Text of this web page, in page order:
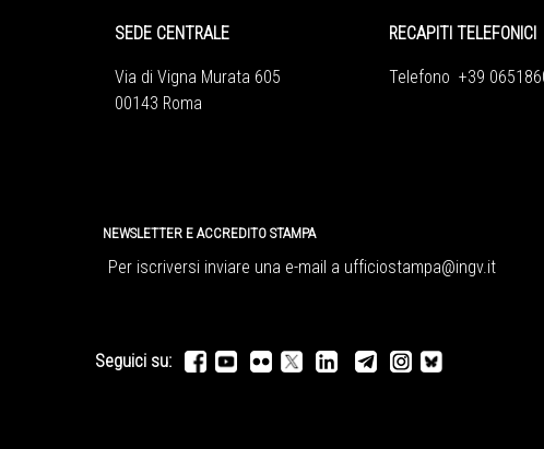
SEDE CENTRALE
Via di Vigna Murata 605
00143 Roma
RECAPITI TELEFONICI
Telefono +39
NEWSLETTER E ACCREDITO STAMPA
Per iscriversi inviare una e-mail a ufficiostampa@ingv.it
Seguici su: